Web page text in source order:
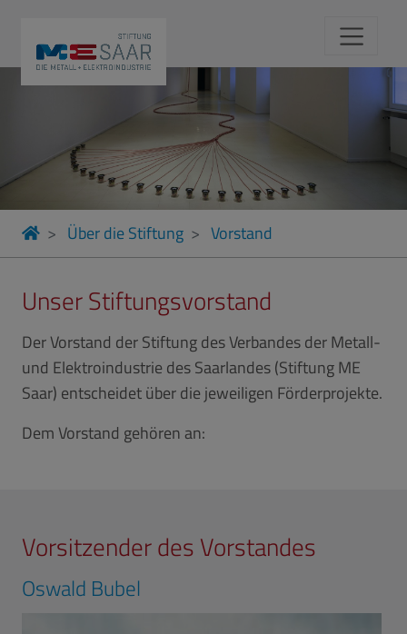
Über die Stiftung Vorstand
Unser Stiftungsvorstand
Der Vorstand der Stiftung des Verbandes der Metall-
und Elektroindustrie des Saarlandes (Stiftung ME
Saar) entscheidet über die jeweiligen Förderprojekte.
Dem Vorstand gehören an:
Vorsitzender des Vorstandes
Oswald Bubel